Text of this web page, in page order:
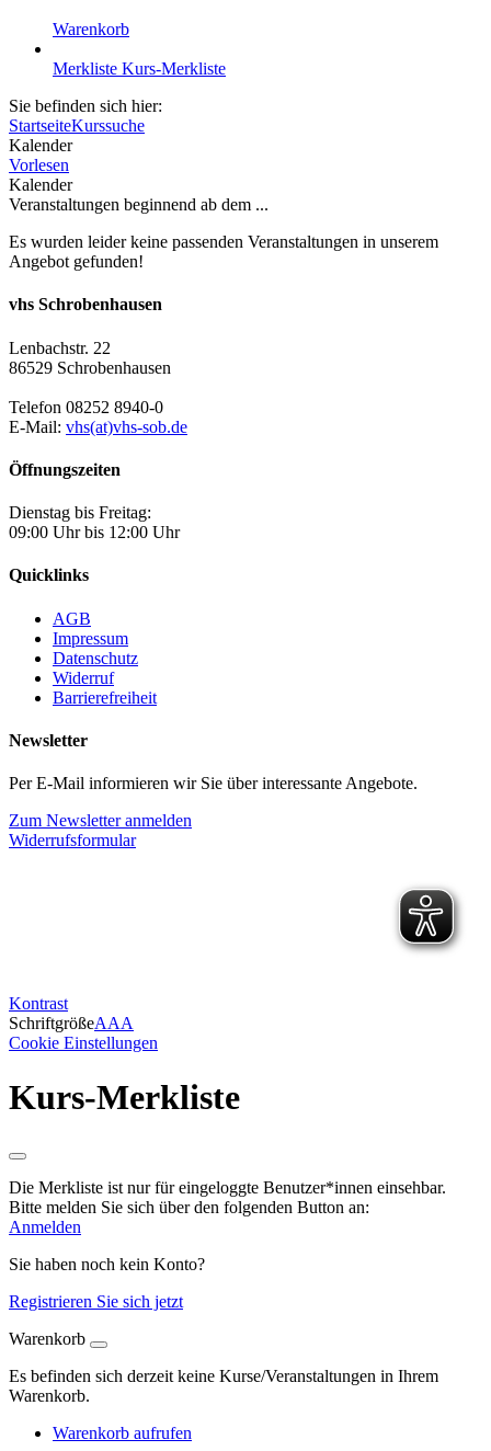
Warenkorb
Merkliste Kurs-Merkliste
Sie befinden sich hier:
StartseiteKurssuche
Kalender
Vorlesen
Kalender
Veranstaltungen beginnend ab dem ...
Es wurden leider keine passenden Veranstaltungen in unserem
Angebot gefunden!
vhs Schrobenhausen
Lenbachstr. 22
86529 Schrobenhausen
Telefon 08252 8940-0
E-Mail: vhs(at)vhs-sob.de
Öffnungszeiten
Dienstag bis Freitag:
09:00 Uhr bis 12:00 Uhr
Quicklinks
AGB
Impressum
Datenschutz
Widerruf
Barrierefreiheit
Newsletter
Per E-Mail informieren wir Sie über interessante Angebote.
Zum Newsletter anmelden
Widerrufsformular
Kontrast
SchriftgrößeAAA
Cookie Einstellungen
Kurs-Merkliste
Die Merkliste ist nur für eingeloggte Benutzer*innen einsehbar.
Bitte melden Sie sich über den folgenden Button an:
Anmelden
Sie haben noch kein Konto?
Registrieren Sie sich jetzt
Warenkorb
Es befinden sich derzeit keine Kurse/Veranstaltungen in Ihrem
Warenkorb.
Warenkorb aufrufen